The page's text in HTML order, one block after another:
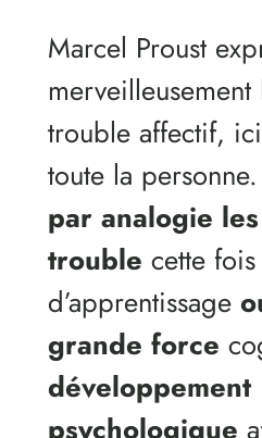
Marcel Proust
merveilleusement
trouble affectif,
toute la personne.
par analogie
trouble cette
d’apprentissage
grande force
développement
psychologique